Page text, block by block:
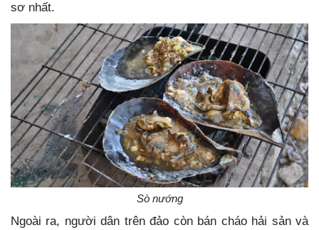
sơ nhất.
Sò nướng
Ngoài ra, người dân trên đảo còn bán cháo hải sản và